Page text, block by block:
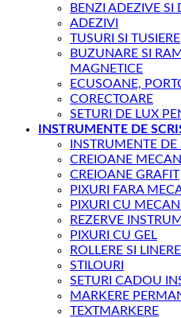
BENZI ADEZIVE SI
ADEZIVI
TUSURI SI
BUZUNARE SI
MAGNETICE
ECUSOANE,
CORECTOARE
SETURI DE LUX
INSTRUMENTE DE
INSTRUMENTE
CREIOANE
CREIOANE GRAFIT
PIXURI FARA
PIXURI CU
REZERVE
PIXURI CU GEL
ROLLERE SI LINERE
STILOURI
SETURI CADOU
MARKERE
TEXTMARKERE